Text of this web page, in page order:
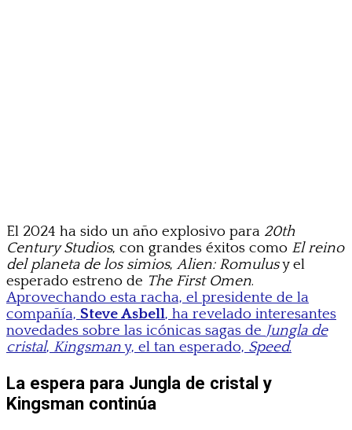
El 2024 ha sido un año explosivo para 20th
Century Studios, con grandes éxitos como El reino
del planeta de los simios,Alien: Romulusy el
esperado estreno de The First Omen.
Aprovechando esta racha, el presidente de la
compañía, Steve Asbell, ha revelado interesantes
novedades sobre las icónicas sagas de Jungla de
cristal, Kingsmany, el tan esperado, Speed.
La espera para Jungla de cristal y
Kingsman continúa